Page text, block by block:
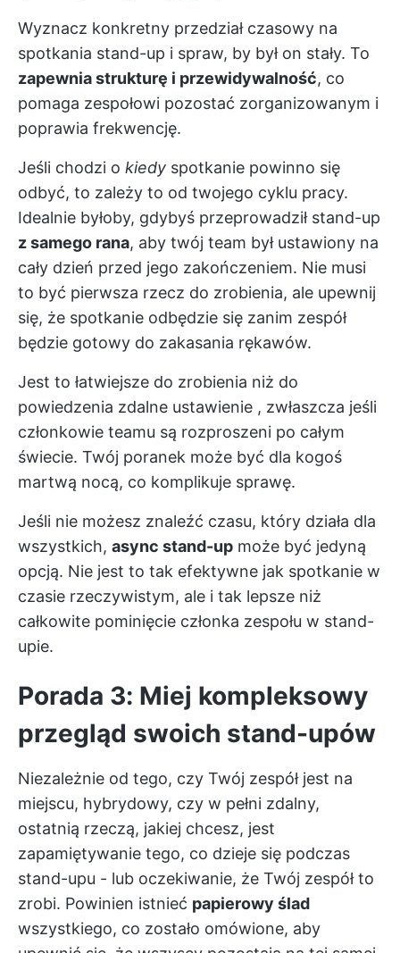
Wyznacz konkretny przedział czasowy na
spotkania stand-up i spraw, by był on stały. To
zapewnia strukturę i przewidywalność, co
pomaga zespołowi pozostać zorganizowanym i
poprawia frekwencję.
Jeśli chodzi o kiedy spotkanie powinno się
odbyć, to zależy to od twojego cyklu pracy.
Idealnie byłoby, gdybyś przeprowadził stand-up
z samego rana, aby twój team był ustawiony na
cały dzień przed jego zakończeniem. Nie musi
to być pierwsza rzecz do zrobienia, ale upewnij
się, że spotkanie odbędzie się zanim zespół
będzie gotowy do zakasania rękawów.
Jest to łatwiejsze do zrobienia niż do
powiedzenia zdalne ustawienie , zwłaszcza jeśli
członkowie teamu są rozproszeni po całym
świecie. Twój poranek może być dla kogoś
martwą nocą, co komplikuje sprawę.
Jeśli nie możesz znaleźć czasu, który działa dla
wszystkich, async stand-up może być jedyną
opcją. Nie jest to tak efektywne jak spotkanie w
czasie rzeczywistym, ale i tak lepsze niż
całkowite pominięcie członka zespołu w stand-
upie.
Porada 3: Miej kompleksowy
przegląd swoich stand-upów
Niezależnie od tego, czy Twój zespół jest na
miejscu, hybrydowy, czy w pełni zdalny,
ostatnią rzeczą, jakiej chcesz, jest
zapamiętywanie tego, co dzieje się podczas
stand-upu - lub oczekiwanie, że Twój zespół to
zrobi. Powinien istnieć papierowy ślad
wszystkiego, co zostało omówione, aby